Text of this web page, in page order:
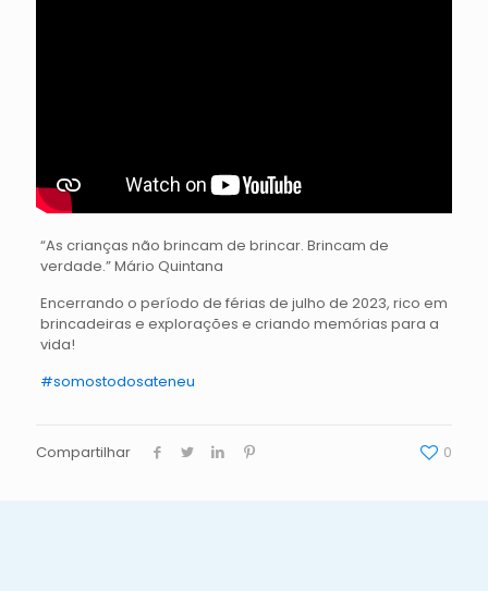
“As crianças não brincam de brincar. Brincam de
verdade.” Mário Quintana
Encerrando o período de férias de julho de 2023, rico em
brincadeiras e explorações e criando memórias para a
vida!
#somostodosateneu
Compartilhar 0